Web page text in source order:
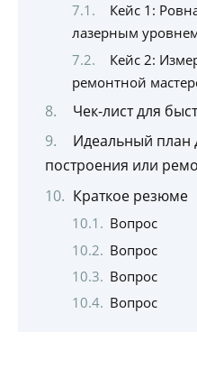
Кейс 1:
лазерным
Кейс 2:
ремонтной
Чек-лист для
Идеальный план
построения или
Краткое резюме
Вопрос
Вопрос
Вопрос
Вопрос